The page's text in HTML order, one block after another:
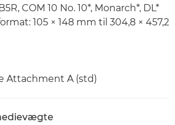
COM 10 No. 10*, Monarch*, DL*
105 × 148 mm til 304,8 × 457,2
Attachment A (std)